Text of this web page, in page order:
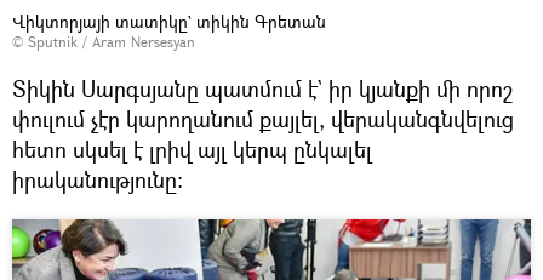
Վիկտորյայի տատիկը` տիկին Գրետան
© Sputnik / Aram Nersesyan
Տիկին Սարգսյանը պատմում է` իր կյանքի մի որոշ
փուլում չէր կարողանում քայլել, վերականգնվելուց
հետո սկսել է լրիվ այլ կերպ ընկալել
իրականությունը։